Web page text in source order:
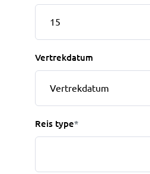
Vertrekdatum
Reis type*